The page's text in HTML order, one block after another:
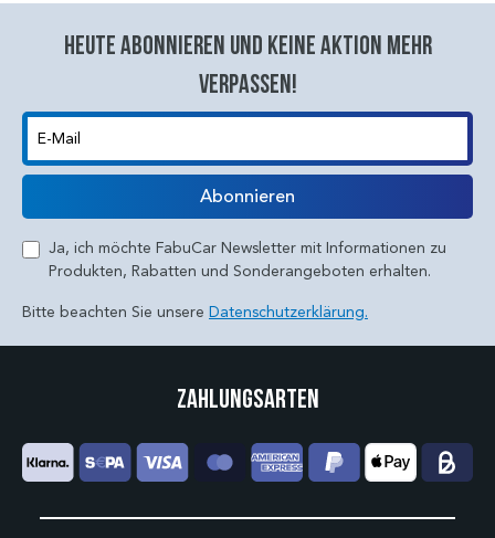
Heute abonnieren und keine aktion mehr
verpassen!
E-Mail
Abonnieren
Ja, ich möchte FabuCar Newsletter mit Informationen zu
Produkten, Rabatten und Sonderangeboten erhalten.
Bitte beachten Sie unsere Datenschutzerklärung.
Zahlungsarten